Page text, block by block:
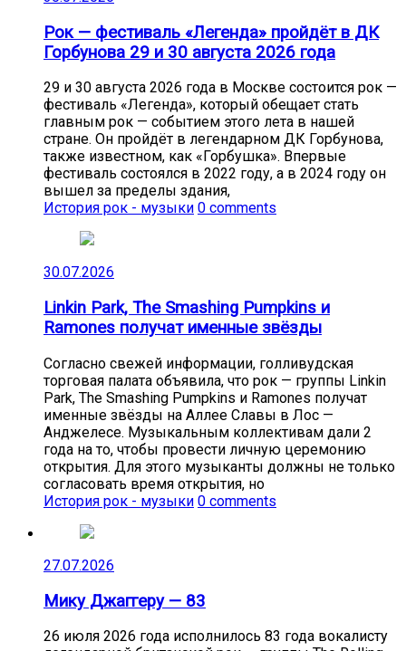
Рок — фестиваль «Легенда» пройдёт в ДК
Горбунова 29 и 30 августа 2026 года
29 и 30 августа 2026 года в Москве состоится рок —
фестиваль «Легенда», который обещает стать
главным рок — событием этого лета в нашей
стране. Он пройдёт в легендарном ДК Горбунова,
также известном, как «Горбушка». Впервые
фестиваль состоялся в 2022 году, а в 2024 году он
вышел за пределы здания,
История рок - музыки 0 comments
30.07.2026
Linkin Park, The Smashing Pumpkins и
Ramones получат именные звёзды
Согласно свежей информации, голливудская
торговая палата объявила, что рок — группы Linkin
Park, The Smashing Pumpkins и Ramones получат
именные звёзды на Аллее Славы в Лос —
Анджелесе. Музыкальным коллективам дали 2
года на то, чтобы провести личную церемонию
открытия. Для этого музыканты должны не только
согласовать время открытия, но
История рок - музыки 0 comments
27.07.2026
Мику Джаггеру — 83
26 июля 2026 года исполнилось 83 года вокалисту